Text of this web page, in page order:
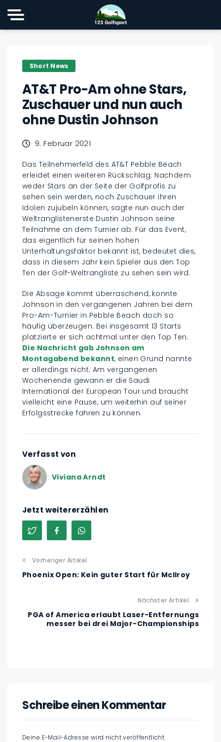
Short News
AT&T Pro-Am ohne Stars,
Zuschauer und nun auch
ohne Dustin Johnson
9. Februar 2021
Das Teilnehmerfeld des AT&T Pebble Beach
erleidet einen weiteren Rückschlag: Nachdem
weder Stars an der Seite der Golfprofis zu
sehen sein werden, noch Zuschauer ihren
Idolen zujubeln können, sagte nun auch der
Weltranglistenerste Dustin Johnson seine
Teilnahme an dem Turnier ab. Für das Event,
das eigentlich für seinen hohen
Unterhaltungsfaktor bekannt ist, bedeutet dies,
dass in diesem Jahr kein Spieler aus den Top
Ten der Golf-Weltrangliste zu sehen sein wird.
Die Absage kommt überraschend, konnte
Johnson in den vergangenen Jahren bei dem
Pro-Am-Turnier in Pebble Beach doch so
häufig überzeugen. Bei insgesamt 13 Starts
platzierte er sich achtmal unter den Top Ten.
Die Nachricht gab Johnson am
Montagabend bekannt, einen Grund nannte
er allerdings nicht. Am vergangenen
Wochenende gewann er die Saudi
International der European Tour und braucht
vielleicht eine Pause, um weiterhin auf seiner
Erfolgsstrecke fahren zu können.
Verfasst von
Viviana Arndt
Jetzt weitererzählen
Vorheriger Artikel
Phoenix Open: Kein guter Start für McIlroy
Nächster Artikel
PGA of America erlaubt Laser-Entfernungs
messer bei drei Major-Championships
Schreibe einen Kommentar
Deine E-Mail-Adresse wird nicht veröffentlicht.